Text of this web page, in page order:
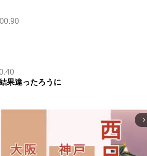
果違ったろうに
arrow_forward_ios